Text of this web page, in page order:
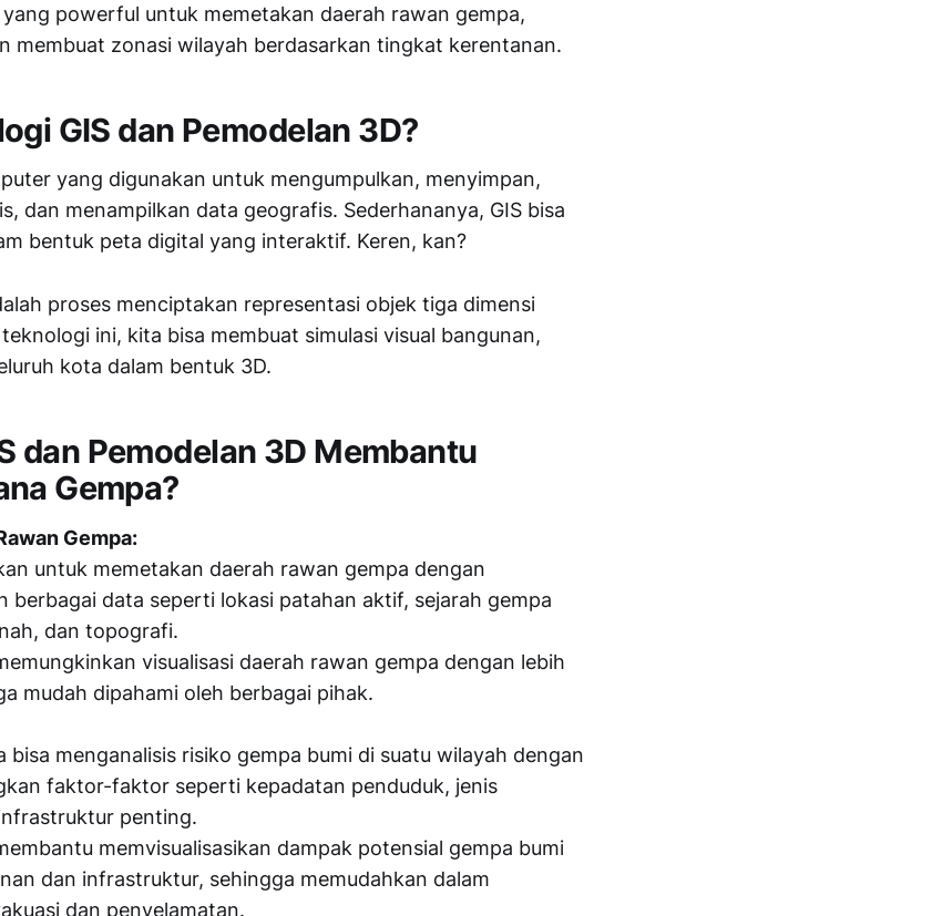
powerful untuk memetakan daerah rawan gempa,
membuat zonasi wilayah berdasarkan tingkat kerentanan.
GIS dan Pemodelan 3D?
yang digunakan untuk mengumpulkan, menyimpan,
dan menampilkan data geografis. Sederhananya, GIS bisa
bentuk peta digital yang interaktif. Keren, kan?
proses menciptakan representasi objek tiga dimensi
ini, kita bisa membuat simulasi visual bangunan,
kota dalam bentuk 3D.
dan Pemodelan 3D Membantu
Gempa?
Gempa:
untuk memetakan daerah rawan gempa dengan
berbagai data seperti lokasi patahan aktif, sejarah gempa
dan topografi.
visualisasi daerah rawan gempa dengan lebih
mudah dipahami oleh berbagai pihak.
bisa menganalisis risiko gempa bumi di suatu wilayah dengan
faktor-faktor seperti kepadatan penduduk, jenis
penting.
memvisualisasikan dampak potensial gempa bumi
dan infrastruktur, sehingga memudahkan dalam
dan penyelamatan.